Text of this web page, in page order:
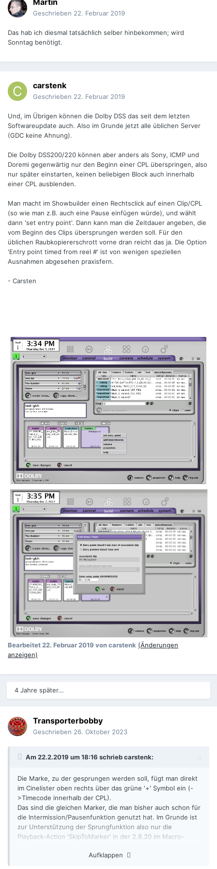
Martin
Geschrieben 22. Februar 2019
Das hab ich diesmal tatsächlich selber hinbekommen; wird
Sonntag benötigt.
carstenk
Geschrieben 22. Februar 2019
Und, im Übrigen können die Dolby DSS das seit dem letzten
Softwareupdate auch. Also im Grunde jetzt alle üblichen Server
(GDC keine Ahnung).
Die Dolby DSS200/220 können aber anders als Sony, ICMP und
Doremi gegenwärtig nur den Beginn einer CPL überspringen, also
nur später einstarten, keinen beliebigen Block auch innerhalb
einer CPL ausblenden.
Man macht im Showbuilder einen Rechtsclick auf einen Clip/CPL
(so wie man z.B. auch eine Pause einfügen würde), und wählt
dann 'set entry point'. Dann kann man die Zeitdauer angeben, die
vom Beginn des Clips übersprungen werden soll. Für den
üblichen Raubkopiererschrott vorne dran reicht das ja. Die Option
'Entry point timed from reel #' ist von wenigen speziellen
Ausnahmen abgesehen praxisfern.
- Carsten
Bearbeitet 22. Februar 2019 von carstenk (Änderungen
anzeigen)
4 Jahre später...
Transporterbobby
Geschrieben 26. Oktober 2023
Am 22.2.2019 um 18:16 schriebcarstenk:
Die Marke, zu der gesprungen werden soll, fügt man direkt
im Cinelister oben rechts über das grüne '+' Symbol ein (-
>Timecode innerhalb der CPL).
Das sind die gleichen Marker, die man bisher auch schon für
die Intermission/Pausenfunktion genutzt hat. Im Grunde ist
zur Unterstützung der Sprungfunktion also nur die
Playback-Action 'SkipToMarker' in der 2.8.20 im Macro-
Aufklappen